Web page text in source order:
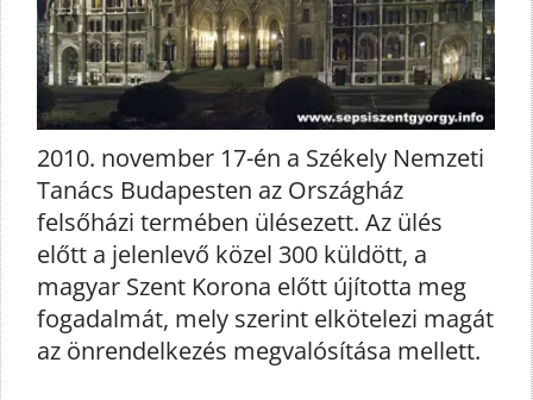
2010. november 17-én a Székely Nemzeti
Tanács Budapesten az Országház
felsőházi termében ülésezett. Az ülés
előtt a jelenlevő közel 300 küldött, a
magyar Szent Korona előtt újította meg
fogadalmát, mely szerint elkötelezi magát
az önrendelkezés megvalósítása mellett.